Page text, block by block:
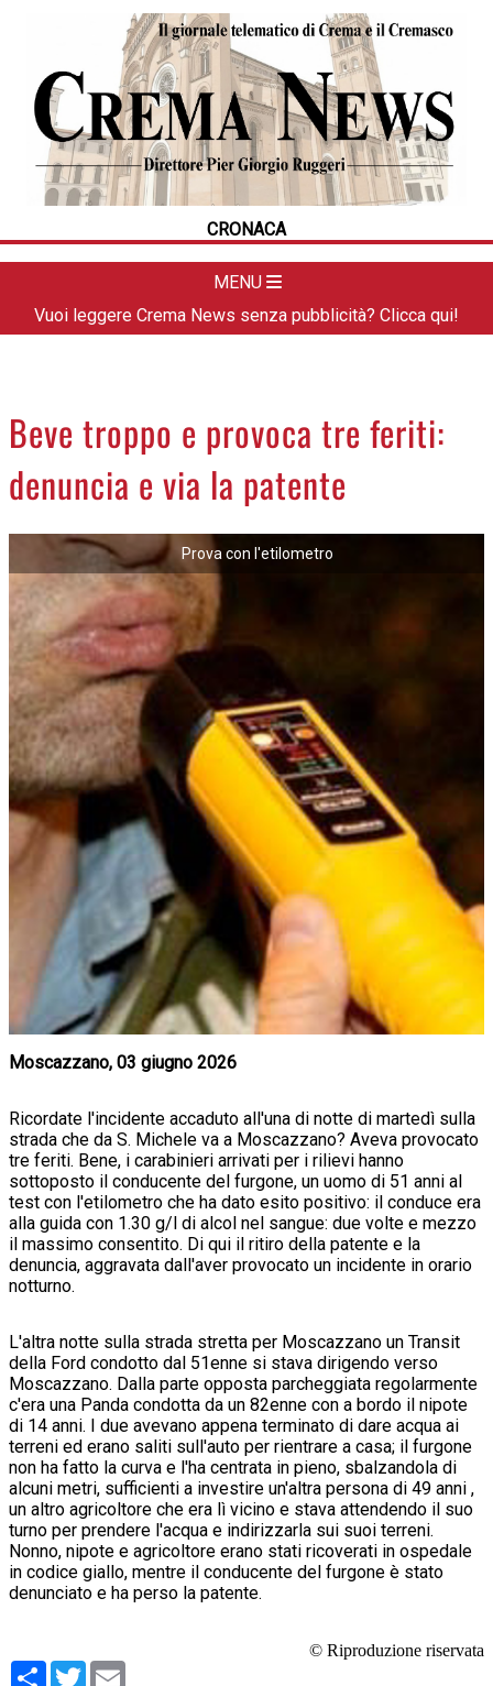
CRONACA
MENU
HOME
CRONACA
POLITICA
LA FOTO
DAL TERRITORIO
APPUNTAMENTI
LA PIAZZA
ANIMALI
Vuoi leggere Crema News senza pubblicità? Clicca qui!
Beve troppo e provoca tre feriti:
denuncia e via la patente
Prova con l'etilometro
Moscazzano, 03 giugno 2026
Ricordate l'incidente accaduto all'una di notte di martedì sulla
strada che da S. Michele va a Moscazzano? Aveva provocato
tre feriti. Bene, i carabinieri arrivati per i rilievi hanno
sottoposto il conducente del furgone, un uomo di 51 anni al
test con l'etilometro che ha dato esito positivo: il conduce era
alla guida con 1.30 g/l di alcol nel sangue: due volte e mezzo
il massimo consentito. Di qui il ritiro della patente e la
denuncia, aggravata dall'aver provocato un incidente in orario
notturno.
L'altra notte sulla strada stretta per Moscazzano un Transit
della Ford condotto dal 51enne si stava dirigendo verso
Moscazzano. Dalla parte opposta parcheggiata regolarmente
c'era una Panda condotta da un 82enne con a bordo il nipote
di 14 anni. I due avevano appena terminato di dare acqua ai
terreni ed erano saliti sull'auto per rientrare a casa; il furgone
non ha fatto la curva e l'ha centrata in pieno, sbalzandola di
alcuni metri, sufficienti a investire un'altra persona di 49 anni ,
un altro agricoltore che era lì vicino e stava attendendo il suo
turno per prendere l'acqua e indirizzarla sui suoi terreni.
Nonno, nipote e agricoltore erano stati ricoverati in ospedale
in codice giallo, mentre il conducente del furgone è stato
denunciato e ha perso la patente.
© Riproduzione riservata
Condividi
Twitter